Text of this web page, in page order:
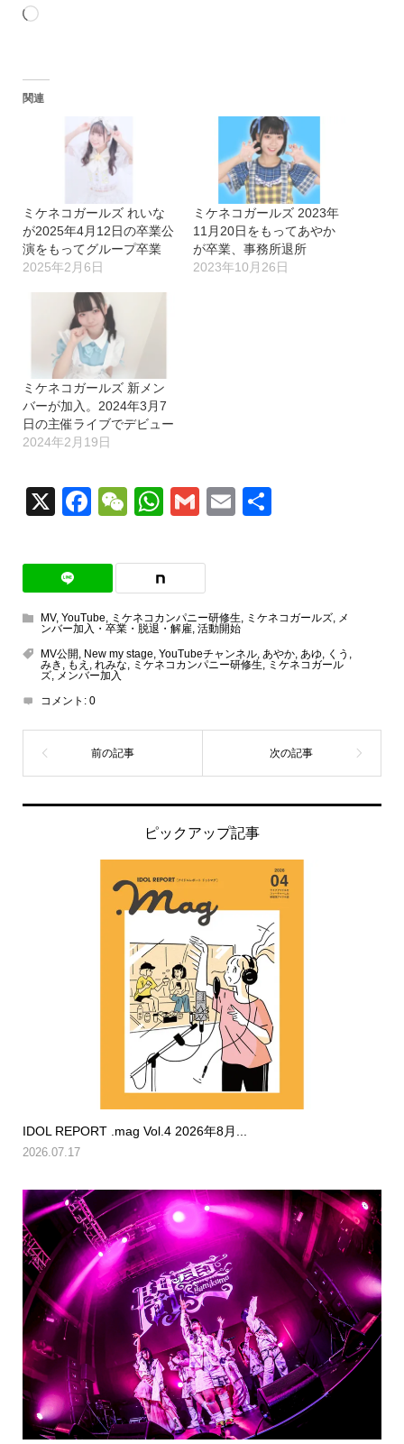
読
込
関連
ミケネコガールズ れいな
が2025年4月12日の卒業公
演をもってグループ卒業
2025年2月6日
ミケネコガールズ 2023年
11月20日をもってあやか
が卒業、事務所退所
2023年10月26日
ミケネコガールズ 新メン
バーが加入。2024年3月7
日の主催ライブでデビュー
2024年2月19日
X Facebook
WeChat
WhatsApp
GmailEmail
MV, YouTube, ミケネコカンパニー研修生, ミケネコガールズ, メ
ンバー加入・卒業・脱退・解雇, 活動開始
MV公開, New my stage, YouTubeチャンネル, あやか, あゆ, くう ,
みき , もえ , れみな, ミケネコカンパニー研修生, ミケネコガール
ズ, メンバー加入
コメント: 0
ピックアップ記事
IDOL REPORT .mag Vol.4 2026年8月...
2026.07.17